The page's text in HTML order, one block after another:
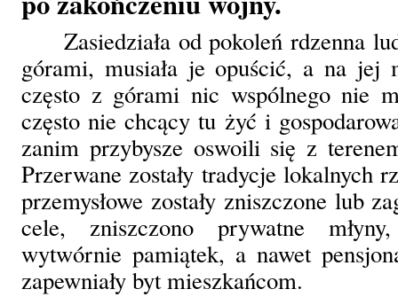
Zasiedziała od pokoleń rdzenna
górami, musiała je opuścić, a na jej
często z górami nic wspólnego nie
często nie chcący tu żyć i
zanim przybysze oswoili się z
Przerwane zostały tradycje lokalnych
przemysłowe zostały zniszczone lub
cele, zniszczono prywatne
wytwórnie pamiątek, a nawet
zapewniały byt mieszkańcom.